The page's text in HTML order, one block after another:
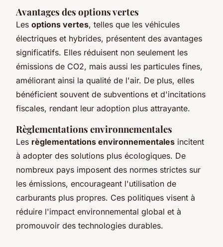
Avantages des options vertes
Les options vertes, telles que les véhicules
électriques et hybrides, présentent des avantages
significatifs. Elles réduisent non seulement les
émissions de CO2, mais aussi les particules fines,
améliorant ainsi la qualité de l'air. De plus, elles
bénéficient souvent de subventions et d'incitations
fiscales, rendant leur adoption plus attrayante.
Règlementations environnementales
Les règlementations environnementales incitent
à adopter des solutions plus écologiques. De
nombreux pays imposent des normes strictes sur
les émissions, encourageant l'utilisation de
carburants plus propres. Ces politiques visent à
réduire l'impact environnemental global et à
promouvoir des technologies durables.